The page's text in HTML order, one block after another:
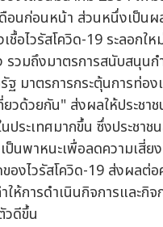
ดือนก่อนหน้า ส่วนหนึ่งเป็นผ
ชื้อไวรัสโควิด-19 ระลอกให
รวมถึงมาตรการสนับสนุน
ฐ มาตรการกระตุ้นการท่อง
ยวด้วยกัน" ส่งผลให้ประชา
ประเทศมากขึ้น ซึ่งประชาช
ป็นพาหนะเพื่อลดความเสี่ย
องไวรัสโควิด-19 ส่งผลต่อ
ให้การดำเนินกิจการและกิ
วดีขึ้น